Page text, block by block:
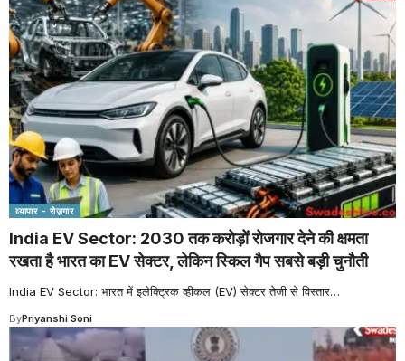
व्यापार - रोज़गार
India EV Sector: 2030 तक करोड़ों रोजगार देने की क्षमता
रखता है भारत का EV सेक्टर, लेकिन स्किल गैप सबसे बड़ी चुनौती
India EV Sector: भारत में इलेक्ट्रिक व्हीकल (EV) सेक्टर तेजी से विस्तार…
ByPriyanshi Soni